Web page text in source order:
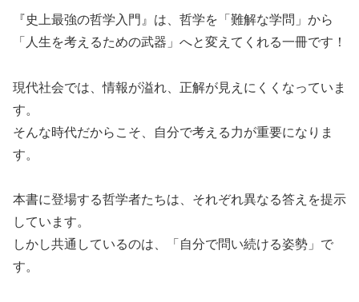
『史上最強の哲学入門』は、哲学を「難解な学問」から
「人生を考えるための武器」へと変えてくれる一冊です！
現代社会では、情報が溢れ、正解が見えにくくなっていま
す。
そんな時代だからこそ、自分で考える力が重要になりま
す。
本書に登場する哲学者たちは、それぞれ異なる答えを提示
しています。
しかし共通しているのは、「自分で問い続ける姿勢」で
す。